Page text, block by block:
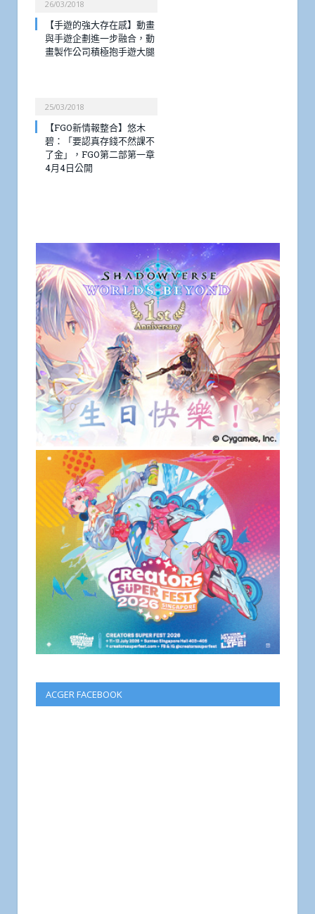
26/03/2018
【手遊的強大存在感】動畫
與手遊企劃進一步融合，動
畫製作公司積極抱手遊大腿
25/03/2018
【FGO新情報整合】悠木
碧：「要認真存錢不然課不
了金」，FGO第二部第一章
4月4日公開
ACGER FACEBOOK